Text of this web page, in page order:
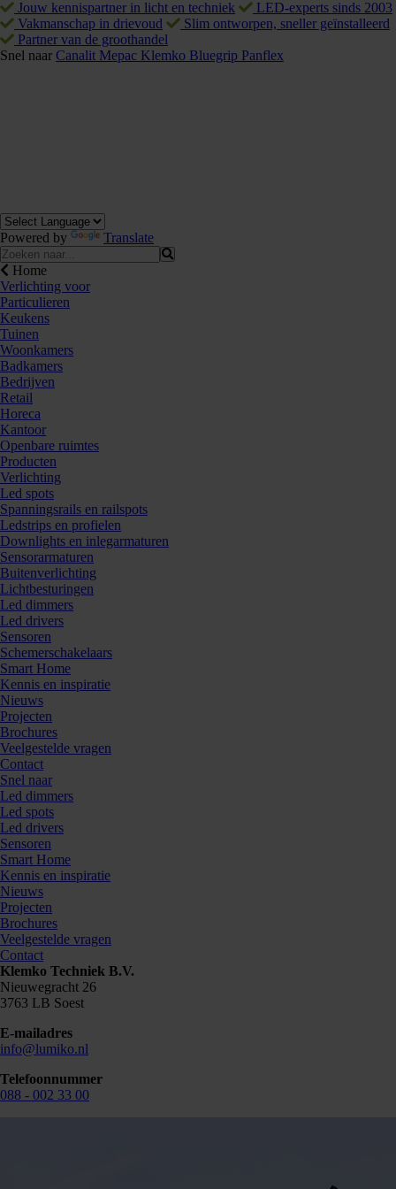
Jouw kennispartner in licht en techniek
LED-experts sinds 2003
Vakmanschap in drievoud
Slim ontworpen, sneller geïnstalleerd
Partner van de groothandel
Snel naar Canalit Mepac Klemko Bluegrip Panflex
Powered by Translate
Home
Verlichting voor
Particulieren
Keukens
Tuinen
Woonkamers
Badkamers
Bedrijven
Retail
Horeca
Kantoor
Openbare ruimtes
Producten
Verlichting
Led spots
Spanningsrails en railspots
Ledstrips en profielen
Downlights en inlegarmaturen
Sensorarmaturen
Buitenverlichting
Lichtbesturingen
Led dimmers
Led drivers
Sensoren
Schemerschakelaars
Smart Home
Kennis en inspiratie
Nieuws
Projecten
Brochures
Veelgestelde vragen
Contact
Snel naar
Led dimmers
Led spots
Led drivers
Sensoren
Smart Home
Kennis en inspiratie
Nieuws
Projecten
Brochures
Veelgestelde vragen
Contact
Klemko Techniek B.V.
Nieuwegracht 26
3763 LB Soest
E-mailadres
info@lumiko.nl
Telefoonnummer
088 - 002 33 00